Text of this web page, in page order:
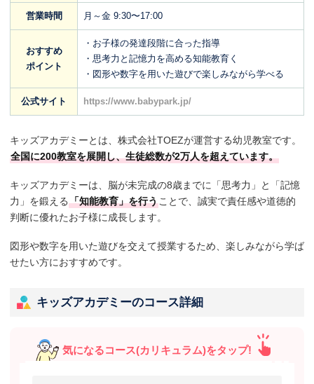
営業時間 月～金 9:30〜17:00
おすすめ
ポイント
・お子様の発達段階に合った指導
・思考力と記憶力を高める知能教育く
・図形や数字を用いた遊びで楽しみながら学べる
公式サイト https://www.babypark.jp/
キッズアカデミーとは、株式会社TOEZが運営する幼児教室です。
全国に200教室を展開し、生徒総数が2万人を超えています。
キッズアカデミーは、脳が未完成の8歳までに「思考力」と「記憶
力」を鍛える「知能教育」を行うことで、誠実で責任感や道徳的
判断に優れたお子様に成長します。
図形や数字を用いた遊びを交えて授業するため、楽しみながら学ば
せたい方におすすめです。
キッズアカデミーのコース詳細
気になるコース(カリキュラム)をタップ!